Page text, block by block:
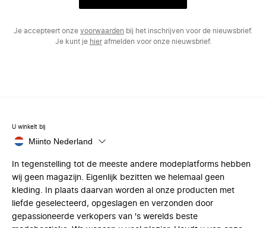
Je accepteert onze voorwaarden bij het inschrijven voor de nieuwsbrief.
Je kunt je hierafmelden voor onze nieuwsbrief.
U winkelt bij
Miinto Nederland
In tegenstelling tot de meeste andere modeplatforms hebben
wij geen magazijn. Eigenlijk bezitten we helemaal geen
kleding. In plaats daarvan worden al onze producten met
liefde geselecteerd, opgeslagen en verzonden door
gepassioneerde verkopers van 's werelds beste